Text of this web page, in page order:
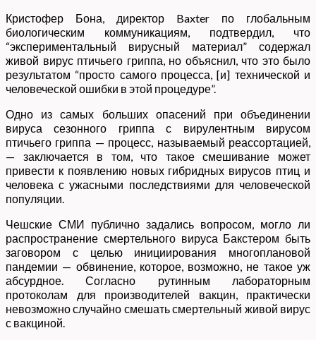
Кристофер Бона, директор Baxter по глобальным
биологическим коммуникациям, подтвердил, что
“экспериментальный вирусный материал” содержал
живой вирус птичьего гриппа, но объяснил, что это было
результатом “просто самого процесса, [и] технической и
человеческой ошибки в этой процедуре”.
Одно из самых больших опасений при объединении
вируса сезонного гриппа с вирулентным вирусом
птичьего гриппа — процесс, называемый реассортацией,
— заключается в том, что такое смешивание может
привести к появлению новых гибридных вирусов птиц и
человека с ужасными последствиями для человеческой
популяции.
Чешские СМИ публично задались вопросом, могло ли
распространение смертельного вируса Бакстером быть
заговором с целью инициирования многоплановой
пандемии — обвинение, которое, возможно, не такое уж
абсурдное. Согласно рутинным лабораторным
протоколам для производителей вакцин, практически
невозможно случайно смешать смертельный живой вирус
с вакциной.